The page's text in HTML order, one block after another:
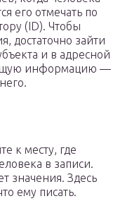
его отмечать по
(ID). Чтобы
достаточно зайти
и в адресной
информацию —
к месту, где
в записи.
значения. Здесь
ему писать.